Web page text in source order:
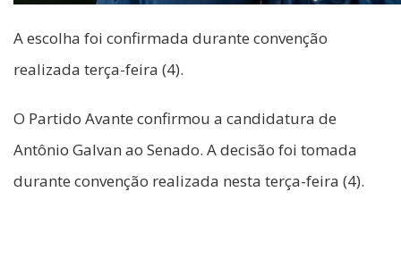
A escolha foi confirmada durante convenção
realizada terça-feira (4).
O Partido Avante confirmou a candidatura de
Antônio Galvan ao Senado. A decisão foi tomada
durante convenção realizada nesta terça-feira (4).